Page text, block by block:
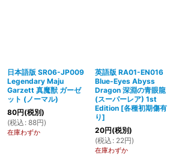
日本語版 SR06-JP009
Legendary Maju
Garzett 真魔獣 ガーゼ
ット (ノーマル)
80円(税別)
(税込 : 88円)
在庫わずか
英語版 RA01-EN016
Blue-Eyes Abyss
Dragon 深淵の青眼龍
(スーパーレア) 1st
Edition [各種初期傷有
り]
20円(税別)
(税込 : 22円)
在庫わずか